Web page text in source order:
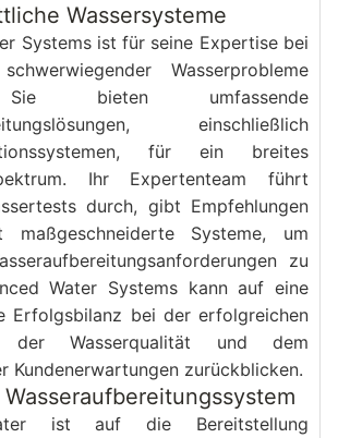
Wassersysteme
Systems ist für seine Expertise bei
Wasserprobleme
bieten umfassende
einschließlich
für ein breites
Ihr Expertenteam führt
durch, gibt Empfehlungen
maßgeschneiderte Systeme, um
zu
Water Systems kann auf eine
Erfolgsbilanz bei der erfolgreichen
der Wasserqualität und dem
Kundenerwartungen zurückblicken.
Wasseraufbereitungssystem
ist auf die Bereitstellung